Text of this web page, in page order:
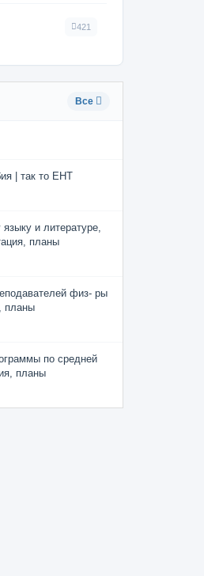
421
Все
| так то ЕНТ
и литературе,
планы
физ- ры
планы
по средней
планы